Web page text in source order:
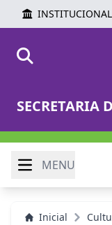
INSTITUCIONAL
SECRETARIA
MENU
Inicial